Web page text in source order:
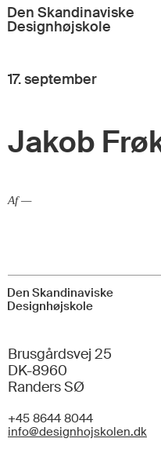
Den Skandinaviske
Designhøjskole
Dansk
English
17. september
Jakob
Af —
Den Skandinaviske
Designhøjskole
Brusgårdsvej 25
DK-8960
Randers SØ
+45 8644 8044
info@designhojskolen.dk